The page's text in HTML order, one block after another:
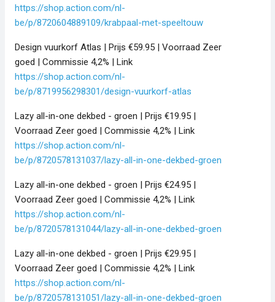
https://shop.action.com/nl-
be/p/8720604889109/krabpaal-met-speeltouw
Design vuurkorf Atlas | Prijs €59.95 | Voorraad Zeer
goed | Commissie 4,2% | Link
https://shop.action.com/nl-
be/p/8719956298301/design-vuurkorf-atlas
Lazy all-in-one dekbed - groen | Prijs €19.95 |
Voorraad Zeer goed | Commissie 4,2% | Link
https://shop.action.com/nl-
be/p/8720578131037/lazy-all-in-one-dekbed-groen
Lazy all-in-one dekbed - groen | Prijs €24.95 |
Voorraad Zeer goed | Commissie 4,2% | Link
https://shop.action.com/nl-
be/p/8720578131044/lazy-all-in-one-dekbed-groen
Lazy all-in-one dekbed - groen | Prijs €29.95 |
Voorraad Zeer goed | Commissie 4,2% | Link
https://shop.action.com/nl-
be/p/8720578131051/lazy-all-in-one-dekbed-groen